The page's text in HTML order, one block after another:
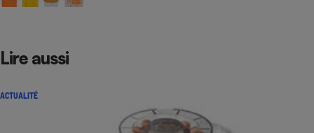
Lire aussi
ACTUALITÉ